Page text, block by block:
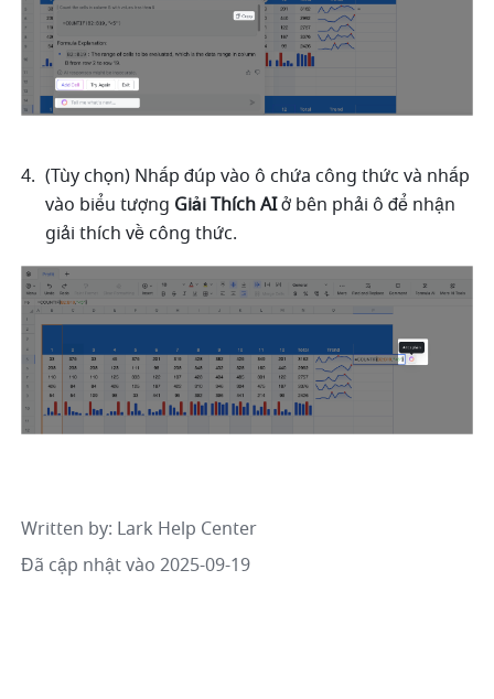
(Tùy chọn) Nhấp đúp vào ô chứa công thức và nhấp
vào biểu tượng Giải Thích AI ở bên phải ô để nhận
giải thích về công thức.
Written by: Lark Help Center
Đã cập nhật vào 2025-09-19